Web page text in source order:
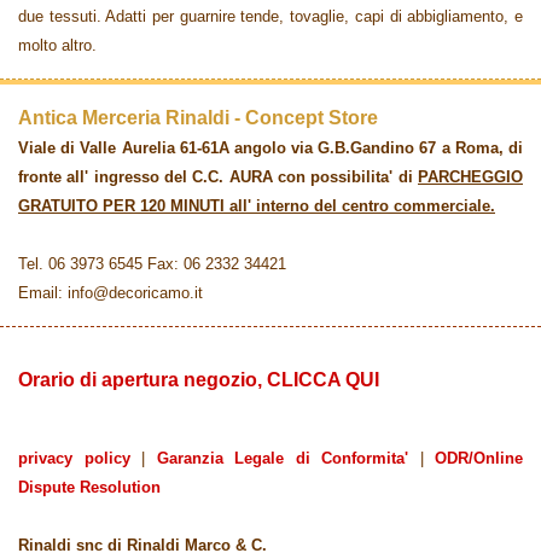
due tessuti. Adatti per guarnire tende, tovaglie, capi di abbigliamento, e
molto altro.
Antica Merceria Rinaldi - Concept Store
Viale di Valle Aurelia 61-61A angolo via G.B.Gandino 67 a Roma, di
fronte all' ingresso del C.C. AURA con possibilita' di PARCHEGGIO
GRATUITO PER 120 MINUTI all' interno del centro commerciale.
Tel. 06 3973 6545 Fax: 06 2332 34421
Email: info@decoricamo.it
Orario di apertura negozio, CLICCA QUI
privacy policy| Garanzia Legale di Conformita'
ODR/Online
Dispute Resolution
Rinaldi snc di Rinaldi Marco & C.